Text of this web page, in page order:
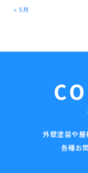
« 5月
外壁塗装や
各種お